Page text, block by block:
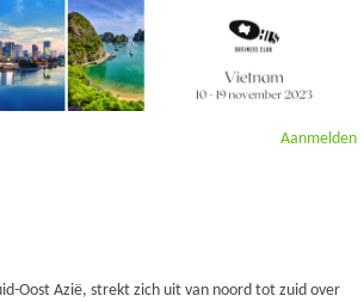
Aanmelden
Oost Azië, strekt zich uit van noord tot zuid over